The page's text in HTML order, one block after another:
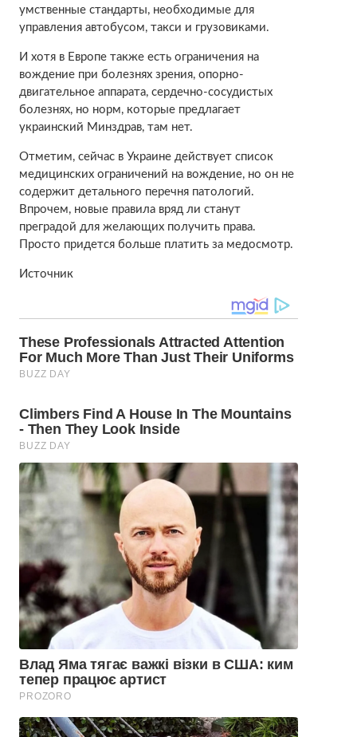
умственные стандарты, необходимые для
управления автобусом, такси и грузовиками.
И хотя в Европе также есть ограничения на
вождение при болезнях зрения, опорно-
двигательное аппарата, сердечно-сосудистых
болезнях, но норм, которые предлагает
украинский Минздрав, там нет.
Отметим, сейчас в Украине действует список
медицинских ограничений на вождение, но он не
содержит детального перечня патологий.
Впрочем, новые правила вряд ли станут
преградой для желающих получить права.
Просто придется больше платить за медосмотр.
Источник